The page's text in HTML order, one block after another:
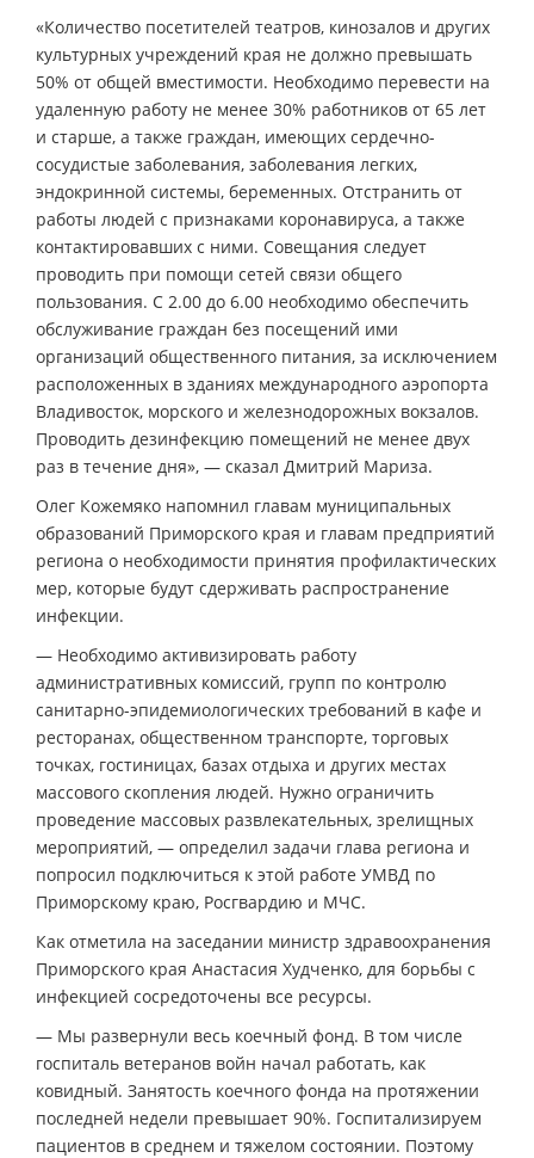
«Количество посетителей театров, кинозалов и других
культурных учреждений края не должно превышать
50% от общей вместимости. Необходимо перевести на
удаленную работу не менее 30% работников от 65 лет
и старше, а также граждан, имеющих сердечно-
сосудистые заболевания, заболевания легких,
эндокринной системы, беременных. Отстранить от
работы людей с признаками коронавируса, а также
контактировавших с ними. Совещания следует
проводить при помощи сетей связи общего
пользования. С 2.00 до 6.00 необходимо обеспечить
обслуживание граждан без посещений ими
организаций общественного питания, за исключением
расположенных в зданиях международного аэропорта
Владивосток, морского и железнодорожных вокзалов.
Проводить дезинфекцию помещений не менее двух
раз в течение дня», — сказал Дмитрий Мариза.
Олег Кожемяко напомнил главам муниципальных
образований Приморского края и главам предприятий
региона о необходимости принятия профилактических
мер, которые будут сдерживать распространение
инфекции.
— Необходимо активизировать работу
административных комиссий, групп по контролю
санитарно-эпидемиологических требований в кафе и
ресторанах, общественном транспорте, торговых
точках, гостиницах, базах отдыха и других местах
массового скопления людей. Нужно ограничить
проведение массовых развлекательных, зрелищных
мероприятий, — определил задачи глава региона и
попросил подключиться к этой работе УМВД по
Приморскому краю, Росгвардию и МЧC.
Как отметила на заседании министр здравоохранения
Приморского края Анастасия Худченко, для борьбы с
инфекцией сосредоточены все ресурсы.
— Мы развернули весь коечный фонд. В том числе
госпиталь ветеранов войн начал работать, как
ковидный. Занятость коечного фонда на протяжении
последней недели превышает 90%. Госпитализируем
пациентов в среднем и тяжелом состоянии. Поэтому